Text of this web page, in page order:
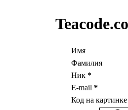
Имя
Фамилия
Ник *
E-mail *
Код на